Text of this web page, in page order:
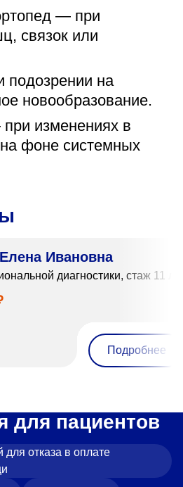
— при
связок или
подозрении на
новообразование.
изменениях в
на фоне системных
Ивановна
диагностики, стаж 11
Подробнее
для пациентов
отказа в оплате